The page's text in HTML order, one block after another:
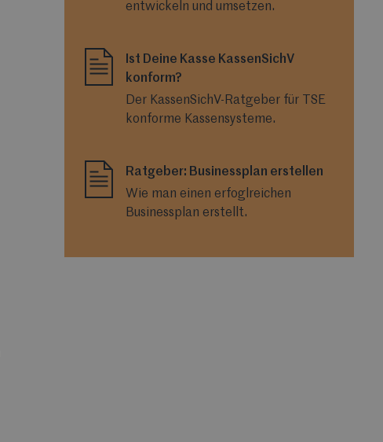
entwickeln und umsetzen.
Ist Deine Kasse KassenSichV
konform?
Der KassenSichV-Ratgeber für TSE
konforme Kassensysteme.
Ratgeber: Businessplan erstellen
Wie man einen erfoglreichen
Businessplan erstellt.